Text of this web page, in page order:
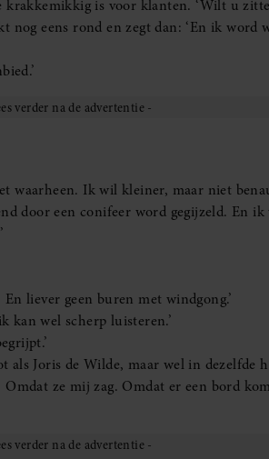
met een leuke serre had.
bochten in de lucht tekenen. Ze is
maakt sprongetjes. Dit is een
aantekeningen en een afspraak om
bord maar waarvan het ontwerp op uw
doet.’